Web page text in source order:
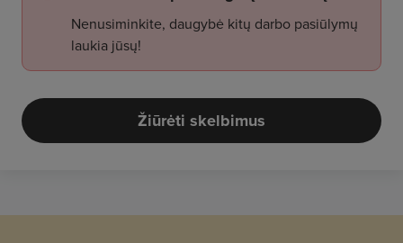
Nenusiminkite, daugybė kitų darbo pasiūlymų
laukia jūsų!
Žiūrėti skelbimus